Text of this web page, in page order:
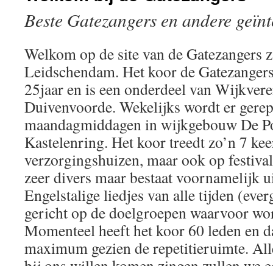
Beste Gatezangers en andere
Welkom op de site van de Gatezangers
Leidschendam. Het koor de
25jaar en is een onderdeel van
Duivenvoorde. Wekelijks wordt er
maandagmiddagen in wijkgebouw De
Kastelenring. Het koor treedt zo’n 7
verzorgingshuizen, maar ook op
zeer divers maar bestaat voornamelijk
Engelstalige liedjes van alle tijden
gericht op de doelgroepen waarvoor
Momenteel heeft het koor 60 leden en
maximum gezien de repetitieruimte.